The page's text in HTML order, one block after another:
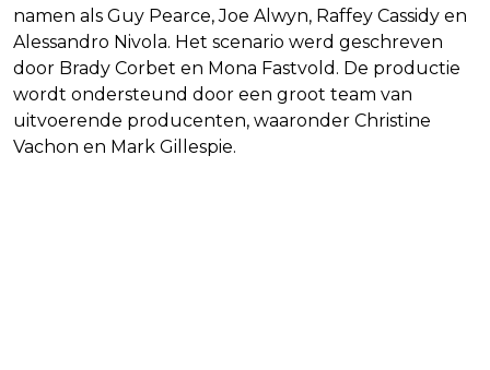
namen als Guy Pearce, Joe Alwyn, Raffey Cassidy en
Alessandro Nivola. Het scenario werd geschreven
door Brady Corbet en Mona Fastvold. De productie
wordt ondersteund door een groot team van
uitvoerende producenten, waaronder Christine
Vachon en Mark Gillespie.